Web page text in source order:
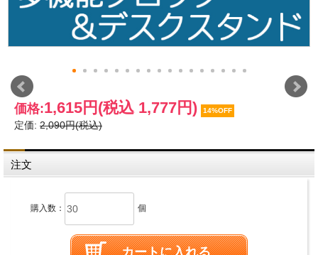
価格:1,615円 (税込 1,777円) 14%OFF
定価: 2,090円(税込)
注文
購入数： 個